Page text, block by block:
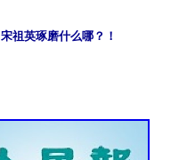
宋祖英琢磨什么哪？！